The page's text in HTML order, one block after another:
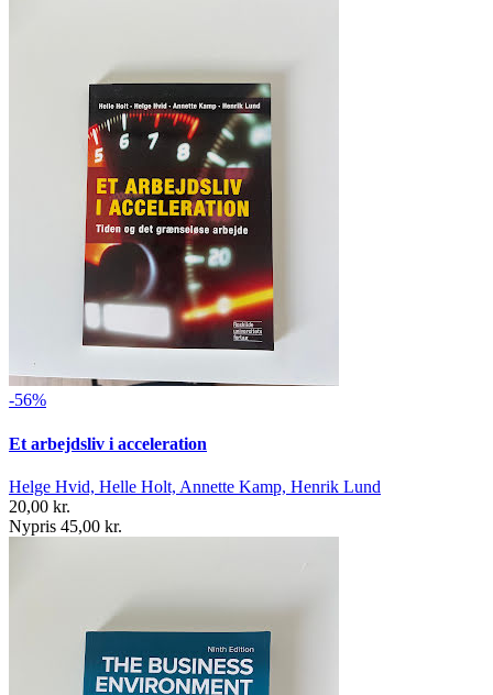
-56%
Et arbejdsliv i acceleration
Helge Hvid, Helle Holt, Annette Kamp, Henrik Lund
20,00 kr.
Nypris 45,00 kr.